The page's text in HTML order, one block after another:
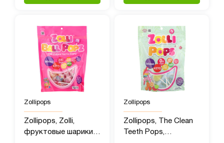
Zollipops
Zollipops, Zolli,
фруктовые шарики,
Zollipops
Zollipops, The Clean
Teeth Pops,